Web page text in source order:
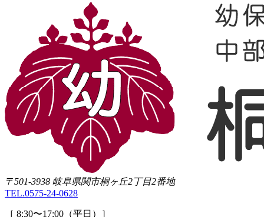
〒501-3938 岐阜県関市桐ヶ丘2丁目2番地
TEL.0575-24-0628
［ 8:30〜17:00（平日）］